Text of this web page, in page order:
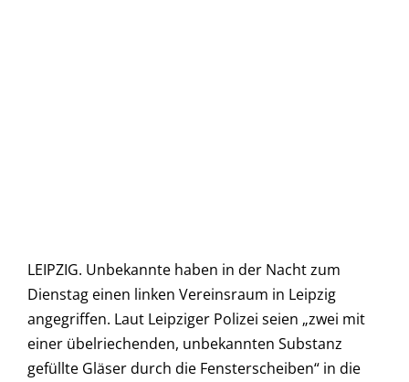
LEIPZIG. Unbekannte haben in der Nacht zum
Dienstag einen linken Vereinsraum in Leipzig
angegriffen. Laut Leipziger Polizei seien „zwei mit
einer übelriechenden, unbekannten Substanz
gefüllte Gläser durch die Fensterscheiben“ in die